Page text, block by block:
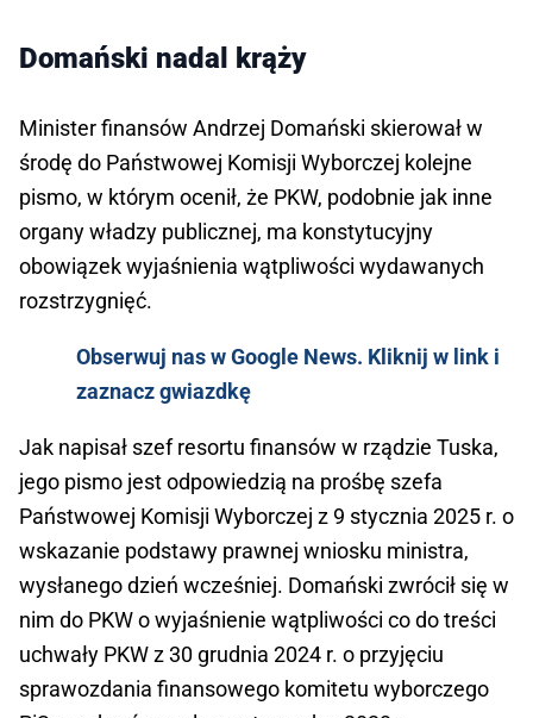
Domański nadal krąży
Minister finansów Andrzej Domański skierował w
środę do Państwowej Komisji Wyborczej kolejne
pismo, w którym ocenił, że PKW, podobnie jak inne
organy władzy publicznej, ma konstytucyjny
obowiązek wyjaśnienia wątpliwości wydawanych
rozstrzygnięć.
Obserwuj nas w Google News. Kliknij w link i
zaznacz gwiazdkę
Jak napisał szef resortu finansów w rządzie Tuska,
jego pismo jest odpowiedzią na prośbę szefa
Państwowej Komisji Wyborczej z 9 stycznia 2025 r. o
wskazanie podstawy prawnej wniosku ministra,
wysłanego dzień wcześniej. Domański zwrócił się w
nim do PKW o wyjaśnienie wątpliwości co do treści
uchwały PKW z 30 grudnia 2024 r. o przyjęciu
sprawozdania finansowego komitetu wyborczego